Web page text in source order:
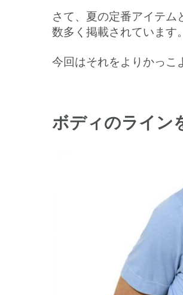
さて、夏の定番アイテム
数多く掲載されています。
今回はそれをよりかっこ
ボディのライン